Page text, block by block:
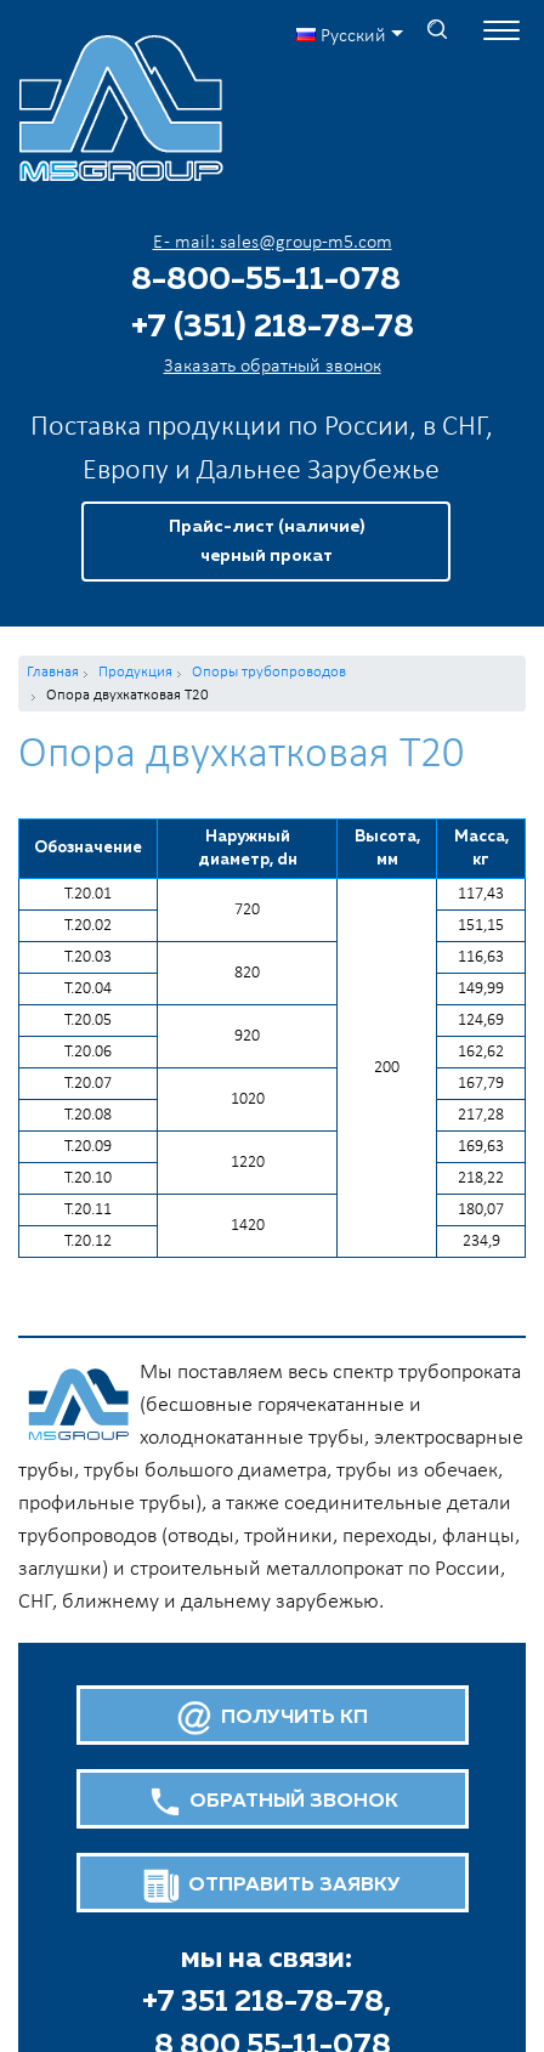
Русский
E - mail: sales@group-m5.com
8-800-55-11-078
+7 (351) 218-78-78
Заказать обратный звонок
Поставка продукции по России, в СНГ,
Европу и Дальнее Зарубежье
Прайс-лист (наличие)
черный прокат
Главная Продукция
Опоры трубопроводов
Опора двухкатковая Т20
Опора двухкатковая Т20
Обозначение
Наружный
диаметр, dн
Высота,
мм
Масса,
кг
Т.20.01
720
200
117,43
Т.20.02
151,15
Т.20.03
820
116,63
Т.20.04
149,99
Т.20.05
920
124,69
Т.20.06
162,62
Т.20.07
1020
167,79
Т.20.08
217,28
Т.20.09
1220
169,63
Т.20.10
218,22
Т.20.11
1420
180,07
Т.20.12
234,9
Мы поставляем весь спектр трубопроката
(бесшовные горячекатанные и
холоднокатанные трубы, электросварные
трубы, трубы большого диаметра, трубы из обечаек,
профильные трубы), а также соединительные детали
трубопроводов (отводы, тройники, переходы, фланцы,
заглушки) и строительный металлопрокат по России,
СНГ, ближнему и дальнему зарубежью.
ПОЛУЧИТЬ КП
ОБРАТНЫЙ ЗВОНОК
ОТПРАВИТЬ ЗАЯВКУ
мы на связи:
+7 351 218-78-78,
8 800 55-11-078